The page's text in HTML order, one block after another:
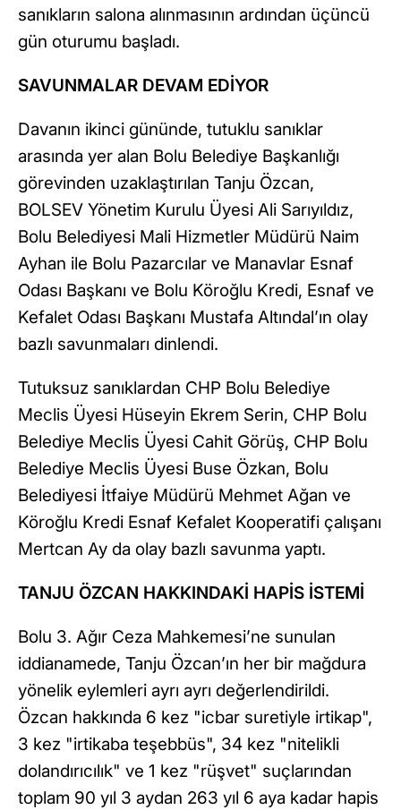
sanıkların salona alınmasının ardından üçüncü
gün oturumu başladı.
SAVUNMALAR DEVAM EDİYOR
Davanın ikinci gününde, tutuklu sanıklar
arasında yer alan Bolu Belediye Başkanlığı
görevinden uzaklaştırılan Tanju Özcan,
BOLSEV Yönetim Kurulu Üyesi Ali Sarıyıldız,
Bolu Belediyesi Mali Hizmetler Müdürü Naim
Ayhan ile Bolu Pazarcılar ve Manavlar Esnaf
Odası Başkanı ve Bolu Köroğlu Kredi, Esnaf ve
Kefalet Odası Başkanı Mustafa Altındal’ın olay
bazlı savunmaları dinlendi.
Tutuksuz sanıklardan CHP Bolu Belediye
Meclis Üyesi Hüseyin Ekrem Serin, CHP Bolu
Belediye Meclis Üyesi Cahit Görüş, CHP Bolu
Belediye Meclis Üyesi Buse Özkan, Bolu
Belediyesi İtfaiye Müdürü Mehmet Ağan ve
Köroğlu Kredi Esnaf Kefalet Kooperatifi çalışanı
Mertcan Ay da olay bazlı savunma yaptı.
TANJU ÖZCAN HAKKINDAKİ HAPİS İSTEMİ
Bolu 3. Ağır Ceza Mahkemesi’ne sunulan
iddianamede, Tanju Özcan’ın her bir mağdura
yönelik eylemleri ayrı ayrı değerlendirildi.
Özcan hakkında 6 kez "icbar suretiyle irtikap",
3 kez "irtikaba teşebbüs", 34 kez "nitelikli
dolandırıcılık" ve 1 kez "rüşvet" suçlarından
toplam 90 yıl 3 aydan 263 yıl 6 aya kadar hapis